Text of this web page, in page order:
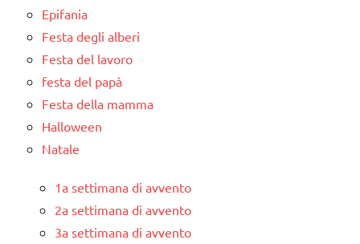
Epifania
Festa degli alberi
Festa del lavoro
festa del papà
Festa della mamma
Halloween
Natale
1a settimana di avvento
2a settimana di avvento
3a settimana di avvento